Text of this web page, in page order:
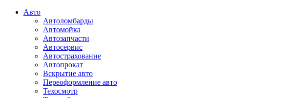
Авто
Автоломбарды
Автомойка
Автозапчасти
Автосервис
Автострахование
Автопрокат
Вскрытие авто
Переоформление авто
Техосмотр